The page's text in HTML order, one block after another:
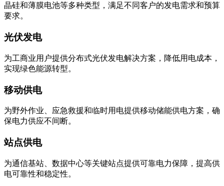
晶硅和薄膜电池等多种类型，满足不同客户的发电需求和预算
要求。
光伏发电
为工商业用户提供分布式光伏发电解决方案，降低用电成本，
实现绿色能源转型。
移动供电
为野外作业、应急救援和临时用电提供移动储能供电方案，确
保电力供应不间断。
站点供电
为通信基站、数据中心等关键站点提供可靠电力保障，提高供
电可靠性和稳定性。